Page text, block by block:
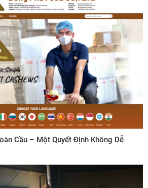
Cầu – Một Quyết Định Không Dễ